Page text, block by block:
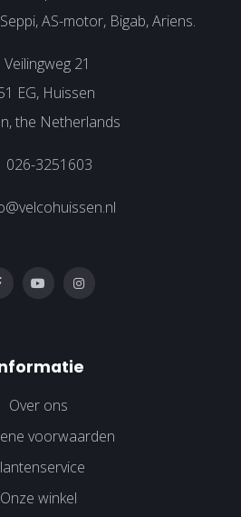
AS-motor, Bigab, Ariens.
Veilingweg 21
EG, Huissen
the Netherlands
026-3251603
Over ons
voorwaarden
Onze winkel